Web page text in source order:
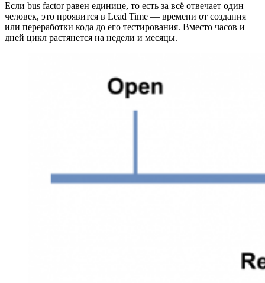
Если bus factor равен единице, то есть за всё отвечает один
человек, это проявится в Lead Time — времени от создания
или переработки кода до его тестирования. Вместо часов и
дней цикл растянется на недели и месяцы.